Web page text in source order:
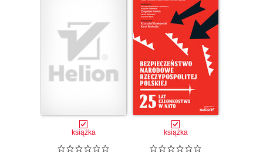
książka książka